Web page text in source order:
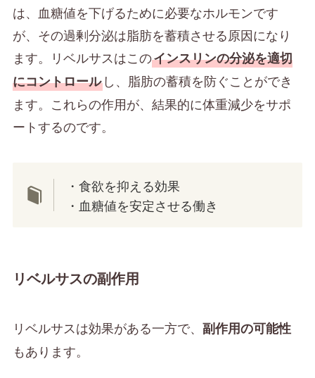
は、血糖値を下げるために必要なホルモンです
が、その過剰分泌は脂肪を蓄積させる原因になり
ます。リベルサスはこのインスリンの分泌を適切
にコントロールし、脂肪の蓄積を防ぐことができ
ます。これらの作用が、結果的に体重減少をサポ
ートするのです。
・食欲を抑える効果
・血糖値を安定させる働き
リベルサスの副作用
リベルサスは効果がある一方で、 副作用の可能性
もあります。